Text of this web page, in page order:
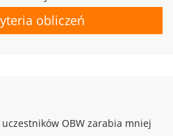
obliczeń
uczestników OBW zarabia mniej